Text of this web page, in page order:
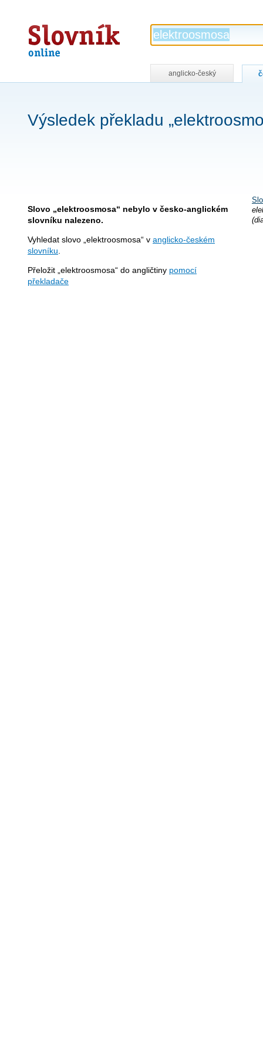
Slovník
online
anglicko-český
Výsledek překladu
Slovo „elektroosmosa“ nebylo v česko-anglickém
slovníku nalezeno.
Vyhledat slovo „elektroosmosa“ v anglicko-českém
slovníku
Přeložit „elektroosmosa“ do angličtiny pomocí
překladače